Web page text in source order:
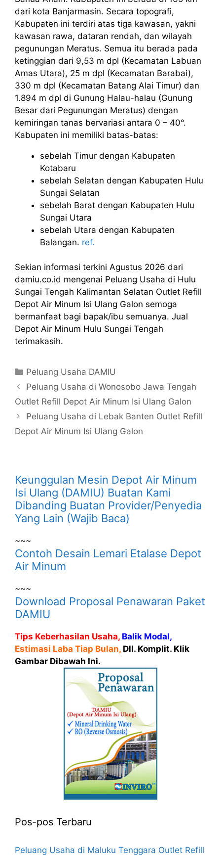
dari kota Banjarmasin. Secara topografi,
Kabupaten ini terdiri atas tiga kawasan, yakni
kawasan rawa, dataran rendah, dan wilayah
pegunungan Meratus. Semua itu berada pada
ketinggian dari 9,53 m dpl (Kecamatan Labuan
Amas Utara), 25 m dpl (Kecamatan Barabai),
330 m dpl (Kecamatan Batang Alai Timur) dan
1.894 m dpl di Gunung Halau-halau (Gunung
Besar dari Pegunungan Meratus) dengan
kemiringan tanas bervariasi antara 0 – 40°.
Kabupaten ini memiliki batas-batas:
sebelah Timur dengan Kabupaten
Kotabaru
sebelah Selatan dengan Kabupaten Hulu
Sungai Selatan
sebelah Barat dengan Kabupaten Hulu
Sungai Utara
sebelah Utara dengan Kabupaten
Balangan. ref.
Sekian informasi terkini Agustus 2026 dari
damiu.co.id mengenai Peluang Usaha di Hulu
Sungai Tengah Kalimantan Selatan Outlet Refill
Depot Air Minum Isi Ulang Galon semoga
bermanfaat bagi bapak/ibu semuanya. Jual
Depot Air Minum Hulu Sungai Tengah
terimakasih.
Kategori
Peluang Usaha DAMIU
Peluang Usaha di Wonosobo Jawa Tengah
Outlet Refill Depot Air Minum Isi Ulang Galon
Peluang Usaha di Lebak Banten Outlet Refill
Depot Air Minum Isi Ulang Galon
Keunggulan Mesin Depot Air Minum
Isi Ulang (DAMIU) Buatan Kami
Dibanding Buatan Provider/Penyedia
Yang Lain (Wajib Baca)
~~~
Contoh Desain Lemari Etalase Depot
Air Minum
~~~
Download Proposal Penawaran Paket
DAMIU
Tips Keberhasilan Usaha, Balik Modal,
Estimasi Laba Tiap Bulan, Dll. Komplit. Klik
Gambar Dibawah Ini.
Pos-pos Terbaru
Peluang Usaha di Maluku Tenggara Outlet Refill